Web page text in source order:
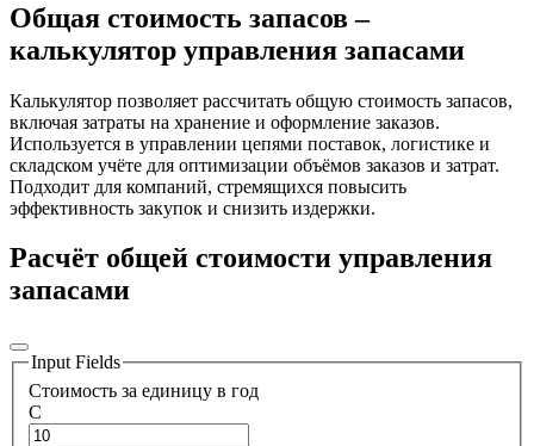
Общая стоимость запасов –
калькулятор управления запасами
Калькулятор позволяет рассчитать общую стоимость запасов,
включая затраты на хранение и оформление заказов.
Используется в управлении цепями поставок, логистике и
складском учёте для оптимизации объёмов заказов и затрат.
Подходит для компаний, стремящихся повысить
эффективность закупок и снизить издержки.
Расчёт общей стоимости управления
запасами
Input Fields
Стоимость за единицу в год
C